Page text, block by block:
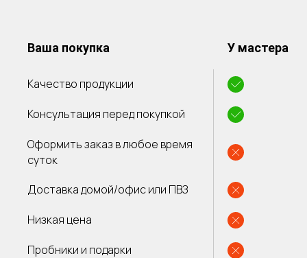
Ваша покупка У мастера
Качество продукции
Консультация перед покупкой
Оформить заказ в любое время
суток
Доставка домой/офис или ПВЗ
Низкая цена
Пробники и подарки